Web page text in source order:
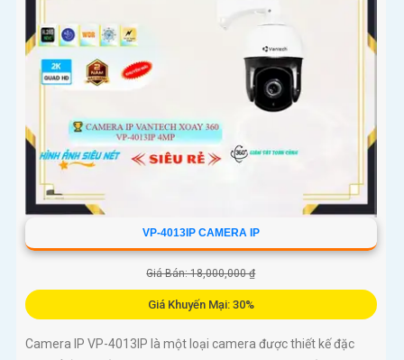
VP-4013IP CAMERA IP
Giá Bán: 18,000,000 ₫
Giá Khuyến Mại: 30%
Camera IP VP-4013IP là một loại camera được thiết kế đặc